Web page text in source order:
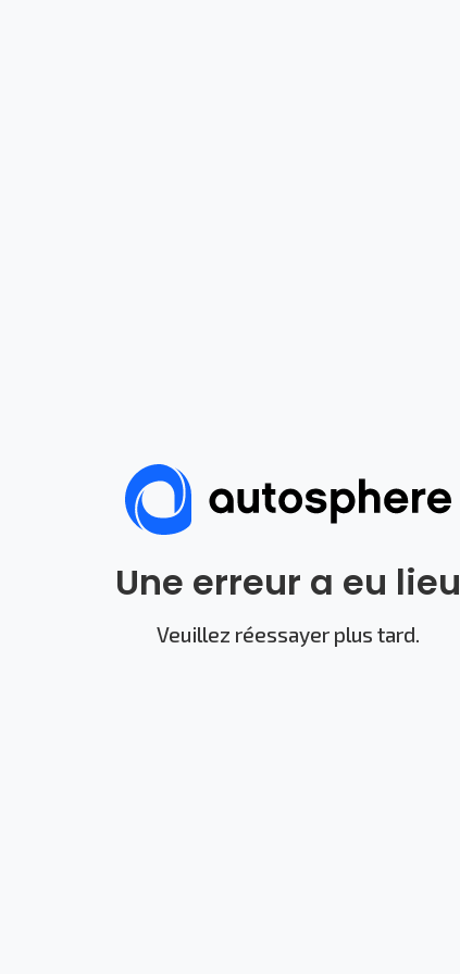
Une erreur a eu lieu
Veuillez réessayer plus tard.